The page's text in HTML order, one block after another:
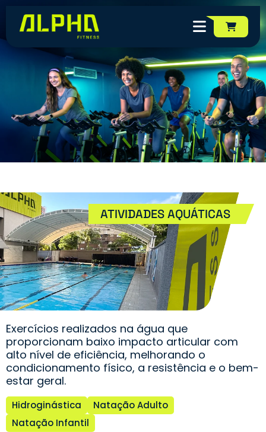
MODALIDADES
ATIVIDADES AQUÁTICAS
Exercícios realizados na água que
proporcionam baixo impacto articular com
alto nível de eficiência, melhorando o
condicionamento físico, a resistência e o bem-
estar geral.
Hidroginástica
Natação Adulto
Natação Infantil